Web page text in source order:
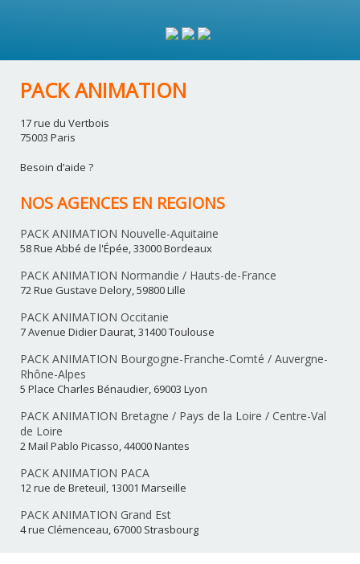
PACK ANIMATION
17 rue du Vertbois
75003 Paris
Besoin d’aide ?
NOS AGENCES EN REGIONS
PACK ANIMATION Nouvelle-Aquitaine
58 Rue Abbé de l'Épée, 33000 Bordeaux
PACK ANIMATION Normandie / Hauts-de-France
72 Rue Gustave Delory, 59800 Lille
PACK ANIMATION Occitanie
7 Avenue Didier Daurat, 31400 Toulouse
PACK ANIMATION Bourgogne-Franche-Comté / Auvergne-
Rhône-Alpes
5 Place Charles Bénaudier, 69003 Lyon
PACK ANIMATION Bretagne / Pays de la Loire / Centre-Val
de Loire
2 Mail Pablo Picasso, 44000 Nantes
PACK ANIMATION PACA
12 rue de Breteuil, 13001 Marseille
PACK ANIMATION Grand Est
4 rue Clémenceau, 67000 Strasbourg